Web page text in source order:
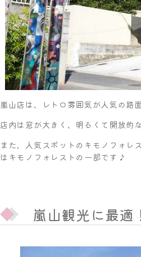
嵐山店は、レトロ雰囲気が人気の路
店内は窓が大きく、明るくて開放的
また、人気スポットのキモノフォレ
はキモノフォレストの一部です♪
嵐山観光に最適